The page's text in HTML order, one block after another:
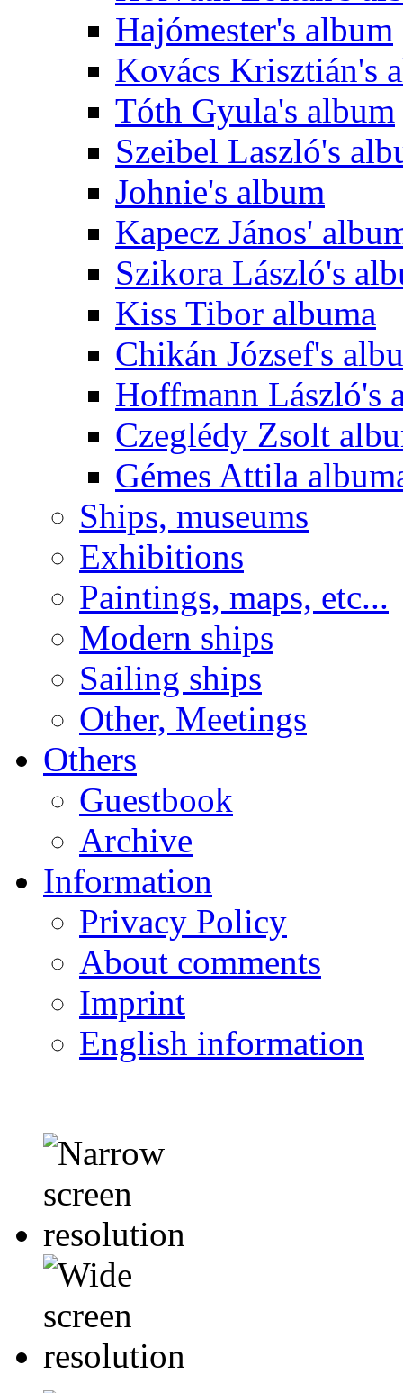
Hajómester's album
Kovács Krisztián's
Tóth Gyula's album
Szeibel Laszló's
Johnie's album
Kapecz János'
Szikora László's
Kiss Tibor albuma
Chikán József's
Hoffmann László's
Czeglédy Zsolt
Gémes Attila
Ships, museums
Exhibitions
Paintings, maps, etc...
Modern ships
Sailing ships
Other, Meetings
Others
Guestbook
Archive
Information
Privacy Policy
About comments
Imprint
English information